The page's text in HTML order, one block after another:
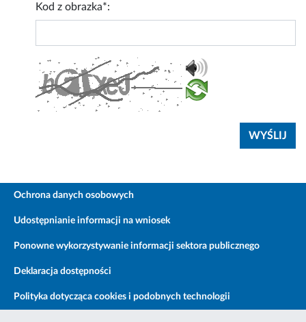
Kod z obrazka*:
Ochrona danych osobowych
Udostępnianie informacji na wniosek
Ponowne wykorzystywanie informacji sektora publicznego
Deklaracja dostępności
Polityka dotycząca cookies i podobnych technologii